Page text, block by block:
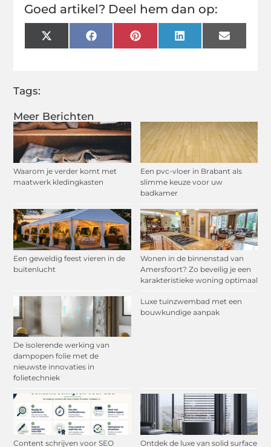
Meer Berichten
Waarom je verder komt met
maatwerk kledingkasten
Een pvc-vloer in Brabant als
slimme keuze voor uw
badkamer
Een geweldig feest vieren in de
buitenlucht
Wonen in de binnenstad van
Amersfoort? Zo beveilig je een
karakteristieke woning optimaal
De isolerende werking van
dampopen folie met de
nieuwste innovaties in
folietechniek
Luxe tuinzwembad met een
bouwkundige aanpak
Content schrijven voor SEO Ontdek de luxe van solid surface
Goed artikel? Deel hem dan op:
X
(Twitter)
FacebookPinterestLinkedInEmail
Tags: